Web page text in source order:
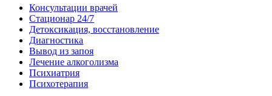
Консультации врачей
Стационар 24/7
Детоксикация, восстановление
Диагностика
Вывод из запоя
Лечение алкоголизма
Психиатрия
Психотерапия